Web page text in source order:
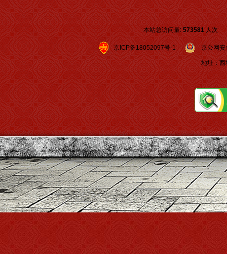
本站总访问量: 573581人次
京ICP备18052097号-1 京公网安
地址：